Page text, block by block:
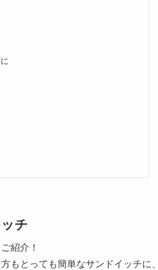
チ
紹介！
もとっても簡単なサンドイッチに、